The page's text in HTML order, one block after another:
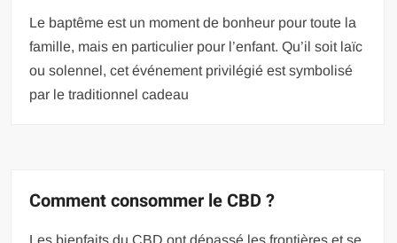
Le baptême est un moment de bonheur pour toute la
famille, mais en particulier pour l’enfant. Qu’il soit laïc
ou solennel, cet événement privilégié est symbolisé
par le traditionnel cadeau
Comment consommer le CBD ?
Les bienfaits du CBD ont dépassé les frontières et se